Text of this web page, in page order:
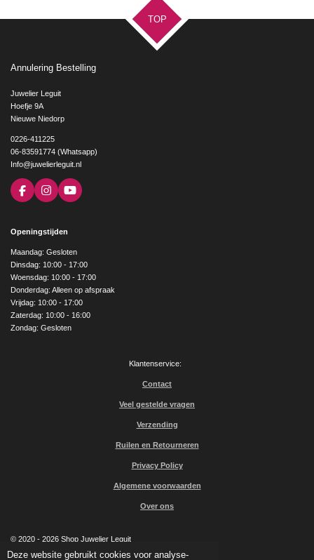
Deze website gebruikt cookies voor analyse-
TOP
Annulering Bestelling
Juwelier Leguit
Hoefje 9A
Nieuwe Niedorp
0226-411225
06-83591774 (Whatsapp)
Info@juwelierleguit.nl
F
a
b
o
k
I
n
a
g
r
a
m
Y
o
e
Openingstijden
Maandag: Gesloten
Dinsdag: 10:00 - 17:00
Woensdag: 10:00 - 17:00
Donderdag: Alleen op afspraak
Vrijdag: 10:00 - 17:00
Zaterdag: 10:00 - 16:00
Zondag: Gesloten
Klantenservice:
Contact
Veel gestelde vragen
Verzending
Ruilen en Retourneren
Privacy Policy
Algemene voorwaarden
Over ons
© 2020 - 2026 Shop Juwelier Leguit
Powered byJouwWeb